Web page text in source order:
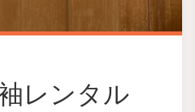
レンタル